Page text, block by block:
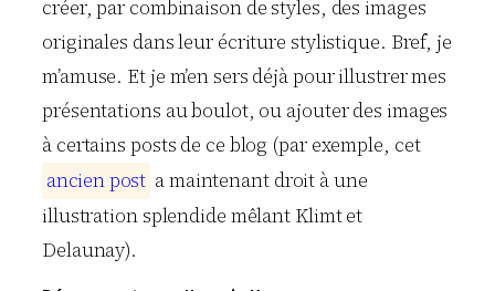
créer, par combinaison de styles, des images
originales dans leur écriture stylistique. Bref, je
m’amuse. Et je m’en sers déjà pour illustrer mes
présentations au boulot, ou ajouter des images
à certains posts de ce blog (par exemple, cet
ancienpost a maintenant droit à une
illustration splendide mêlant Klimt et
Delaunay).